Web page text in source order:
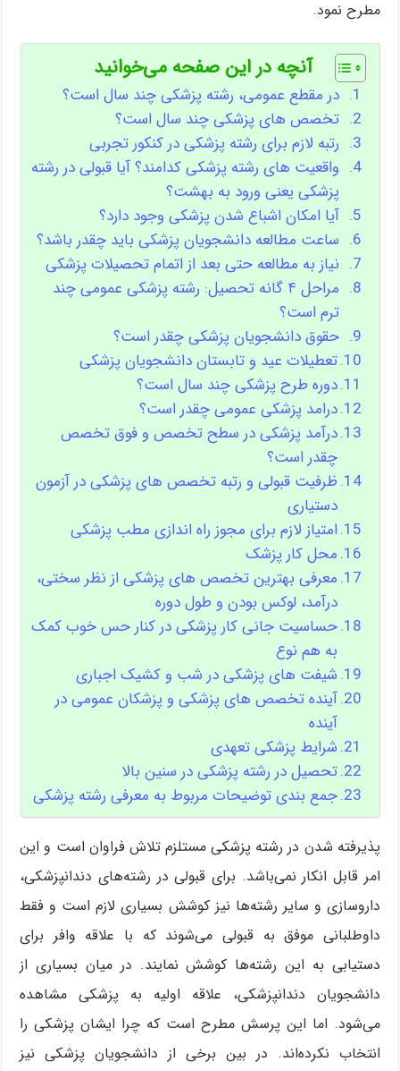
مطرح نمود.
آنچه در این صفحه می‌خوانید
در مقطع عمومی، رشته پزشکی چند سال است؟
تخصص های پزشکی چند سال است؟
رتبه لازم برای رشته پزشکی در کنکور تجربی
واقعیت های رشته پزشکی کدامند؟ آیا قبولی در رشته
پزشکی یعنی ورود به بهشت؟
آیا امکان اشباع شدن پزشکی وجود دارد؟
ساعت مطالعه دانشجویان پزشکی باید چقدر باشد؟
نیاز به مطالعه حتی بعد از اتمام تحصیلات پزشکی
مراحل ۴ گانه تحصیل: رشته پزشکی عمومی چند
ترم است؟
حقوق دانشجویان پزشکی چقدر است؟
تعطیلات عید و تابستان دانشجویان پزشکی
دوره طرح پزشکی چند سال است؟
درامد پزشکی عمومی چقدر است؟
درآمد پزشکی در سطح تخصص و فوق تخصص
چقدر است؟
ظرفیت قبولی و رتبه تخصص های پزشکی در آزمون
دستیاری
امتیاز لازم برای مجوز راه اندازی مطب پزشکی
محل کار پزشک
معرفی بهترین تخصص های پزشکی از نظر سختی،
درآمد، لوکس بودن و طول دوره
حساسیت جانی کار پزشکی در کنار حس خوب کمک
به هم نوع
شیفت های پزشکی در شب و کشیک اجباری
آینده تخصص های پزشکی و پزشکان عمومی در
آینده
شرایط پزشکی تعهدی
تحصیل در رشته پزشکی در سنین بالا
جمع بندی توضیحات مربوط به معرفی رشته پزشکی
پذیرفته شدن در رشته پزشکی مستلزم تلاش فراوان است و این
امر قابل انکار نمی‌باشد. برای قبولی در رشته‌های دندانپزشکی،
داروسازی و سایر رشته‌ها نیز کوشش بسیاری لازم است و فقط
داوطلبانی موفق به قبولی می‌شوند که با علاقه وافر برای
دستیابی به این رشته‌ها کوشش نمایند. در میان بسیاری از
دانشجویان دندانپزشکی، علاقه اولیه به پزشکی مشاهده
می‌شود. اما این پرسش مطرح است که چرا ایشان پزشکی را
انتخاب نکرده‌اند. در بین برخی از دانشجویان پزشکی نیز